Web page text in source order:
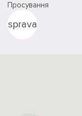
Просування
sprava